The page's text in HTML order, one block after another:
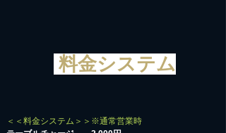
料金システム
＜＜料金システム＞＞※通常営業時